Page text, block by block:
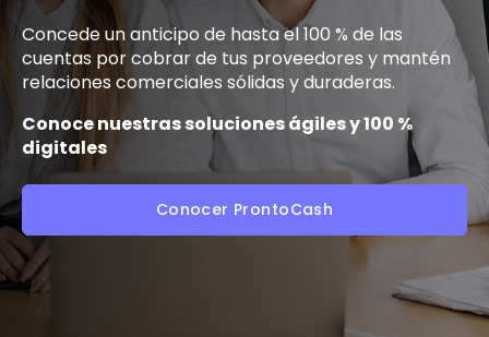
Concede un anticipo de hasta el 100 % de las
cuentas por cobrar de tus proveedores y mantén
relaciones comerciales sólidas y duraderas.
Conoce nuestras soluciones ágiles y 100 %
digitales
Conocer ProntoCash